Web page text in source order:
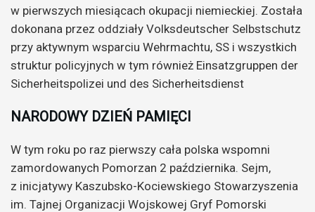
w pierwszych miesiącach okupacji niemieckiej. Została
dokonana przez oddziały Volksdeutscher Selbstschutz
przy aktywnym wsparciu Wehrmachtu, SS i wszystkich
struktur policyjnych w tym również Einsatzgruppen der
Sicherheitspolizei und des Sicherheitsdienst
NARODOWY DZIEŃ PAMIĘCI
W tym roku po raz pierwszy cała polska wspomni
zamordowanych Pomorzan 2 października. Sejm,
z inicjatywy Kaszubsko-Kociewskiego Stowarzyszenia
im. Tajnej Organizacji Wojskowej Gryf Pomorski